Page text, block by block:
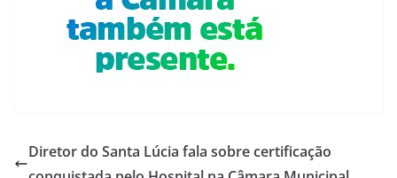
Diretor do Santa Lúcia fala sobre certificação